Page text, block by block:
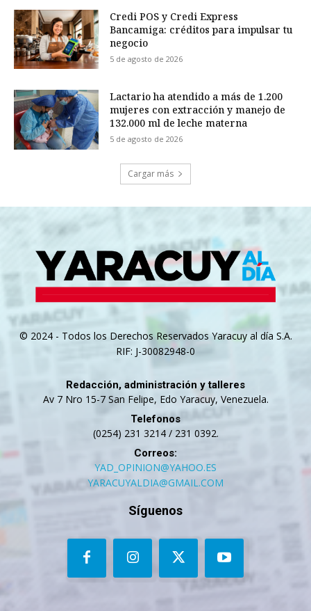
Credi POS y Credi Express
Bancamiga: créditos para impulsar tu
negocio
5 de agosto de 2026
Lactario ha atendido a más de 1.200
mujeres con extracción y manejo de
132.000 ml de leche materna
5 de agosto de 2026
Cargar más
© 2024 - Todos los Derechos Reservados Yaracuy al día S.A.
RIF: J-30082948-0
Redacción, administración y talleres
Av 7 Nro 15-7 San Felipe, Edo Yaracuy, Venezuela.
Telefonos
(0254) 231 3214 / 231 0392.
Correos:
YAD_OPINION@YAHOO.ES
YARACUYALDIA@GMAIL.COM
Síguenos